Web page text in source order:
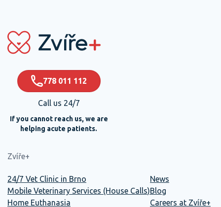
778 011 112
Call us 24/7
If you cannot reach us, we are
helping acute patients.
Zvíře+
24/7 Vet Clinic in Brno
Mobile Veterinary Services (House Calls)
Home Euthanasia
News
Blog
Careers at Zvíře+